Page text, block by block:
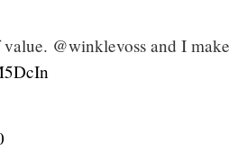
@winklevoss and I make